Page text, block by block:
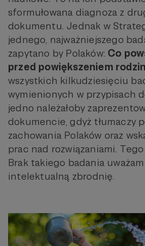
sformułowana diagnoza z
dokumentu. Jednak w
jednego, najważniejszego
zapytano by Polaków: Co
przed powiększeniem
wszystkich kilkudziesięciu
wymienionych w przypisach
jedno należałoby
dokumencie, gdyż tłumaczy
zachowania Polaków oraz
prac nad rozwiązaniami.
Brak takiego badania
intelektualną zbrodnię.